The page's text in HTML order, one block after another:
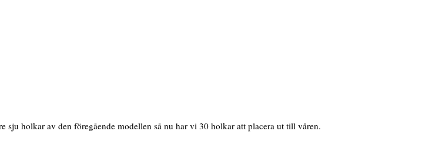
holkar av den föregående modellen så nu har vi 30 holkar att placera ut till våren.